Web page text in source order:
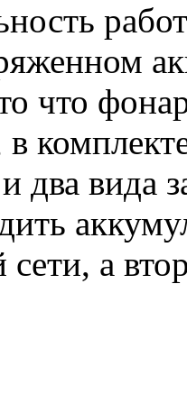
что
два вида
сети, а